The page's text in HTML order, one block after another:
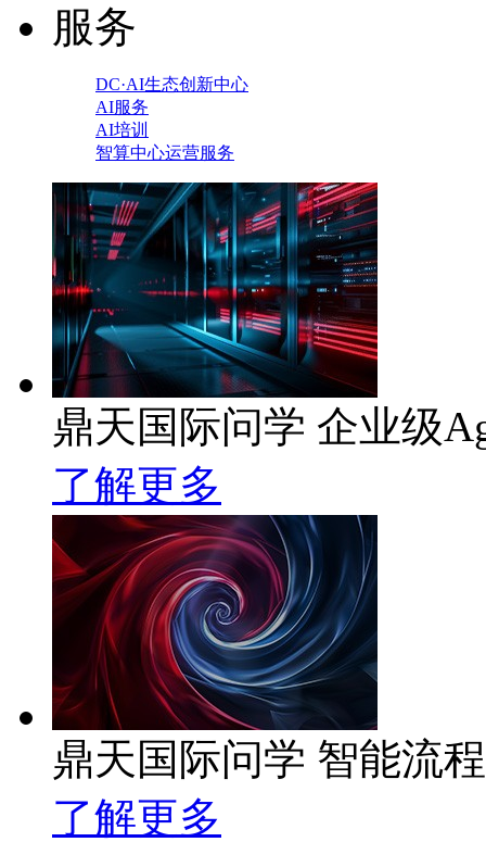
服务
DC·AI生态创新中心
AI服务
AI培训
智算中心运营服务
鼎天国际问学 企业级
了解更多
鼎天国际问学 智能流
了解更多